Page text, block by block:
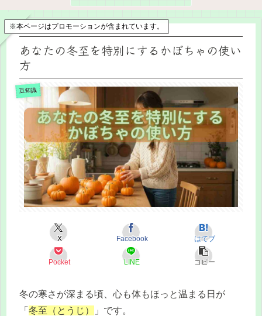
※本ページはプロモーションが含まれています。
あなたの冬至を特別にするかぼちゃの使い
方
豆知識
X Facebook はてブ
Pocket LINE コピー
冬の寒さが深まる頃、心も体もほっと温まる日が
「 冬至（とうじ） 」です。